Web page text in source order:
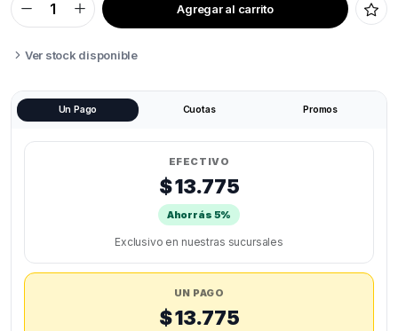
FILAMENTO
LAPIZ
GRILON3
quantity
Agregar al carrito
Ver stock disponible
Un Pago Cuotas Promos
EFECTIVO
$ 13.775
Ahorrás 5%
Exclusivo en nuestras sucursales
UN PAGO
$ 13.775